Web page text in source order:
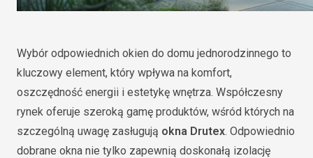
Wybór odpowiednich okien do domu jednorodzinnego to
kluczowy element, który wpływa na komfort,
oszczędność energii i estetykę wnętrza. Współczesny
rynek oferuje szeroką gamę produktów, wśród których na
szczególną uwagę zasługują okna Drutex. Odpowiednio
dobrane okna nie tylko zapewnią doskonałą izolację